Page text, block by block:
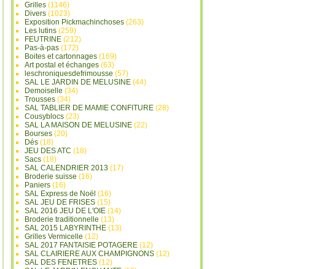
Grilles (1146)
Divers (1023)
Exposition Pickmachinchoses (263)
Les lutins (259)
FEUTRINE (212)
Pas-à-pas (172)
Boites et cartonnages (169)
Art postal et échanges (63)
leschroniquesdefrimousse (57)
SAL LE JARDIN DE MELUSINE (44)
Demoiselle (34)
Trousses (34)
SAL TABLIER DE MAMIE CONFITURE (28)
Cousyblocs (23)
SAL LA MAISON DE MELUSINE (22)
Bourses (20)
Dés (18)
JEU DES ATC (18)
Sacs (18)
SAL CALENDRIER 2013 (17)
Broderie suisse (16)
Paniers (16)
SAL Express de Noël (16)
SAL JEU DE FRISES (15)
SAL 2016 JEU DE L'OIE (14)
Broderie traditionnelle (13)
SAL 2015 LABYRINTHE (13)
Grilles Vermicelle (12)
SAL 2017 FANTAISIE POTAGERE (12)
SAL CLAIRIERE AUX CHAMPIGNONS (12)
SAL DES FENETRES (12)